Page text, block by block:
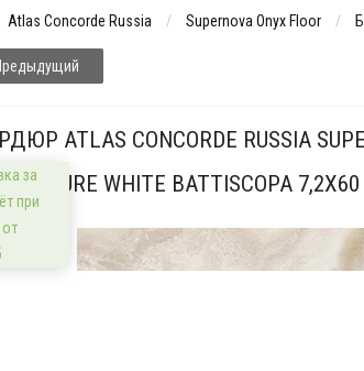
Atlas Concorde Russia Supernova Onyx Floor
ATLAS CONCORDE RUSSIA
PURE WHITE BATTISCOPA
за
при
от